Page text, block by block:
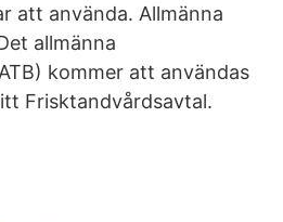
att använda. Allmänna
allmänna
kommer att användas
Frisktandvårdsavtal.